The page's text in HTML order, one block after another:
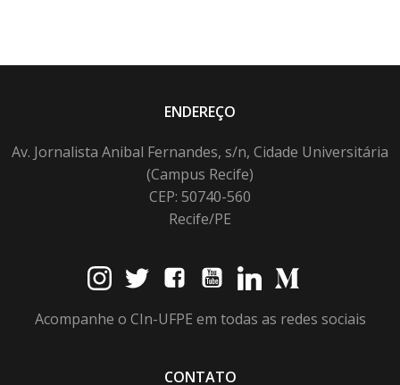
ENDEREÇO
Av. Jornalista Anibal Fernandes, s/n, Cidade Universitária
(Campus Recife)
CEP: 50740-560
Recife/PE
Acompanhe o CIn-UFPE em todas as redes sociais
CONTATO